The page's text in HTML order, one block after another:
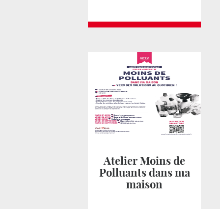
Atelier Moins de
Polluants dans ma
maison